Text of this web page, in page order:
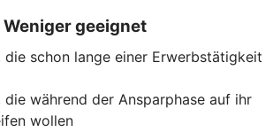
Weniger geeignet
die schon lange einer Erwerbstätigkeit
die während der Ansparphase auf ihr
wollen